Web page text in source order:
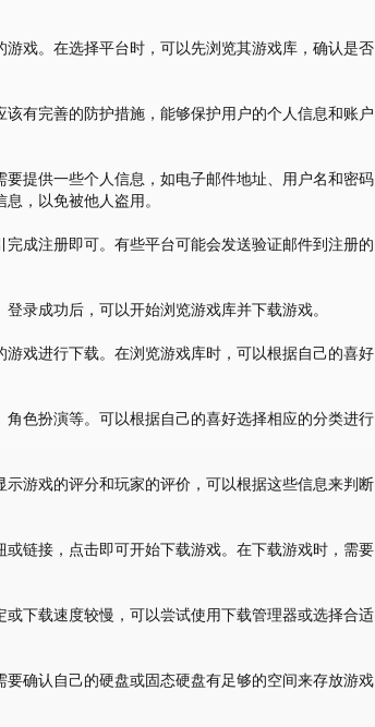
戏。在选择平台时，可以先浏览其游戏库，确认是否
有完善的防护措施，能够保护用户的个人信息和账户
提供一些个人信息，如电子邮件地址、用户名和密码
，以免被他人盗用。
成注册即可。有些平台可能会发送验证邮件到注册的
录成功后，可以开始浏览游戏库并下载游戏。
戏进行下载。在浏览游戏库时，可以根据自己的喜好
色扮演等。可以根据自己的喜好选择相应的分类进行
游戏的评分和玩家的评价，可以根据这些信息来判断
链接，点击即可开始下载游戏。在下载游戏时，需要
下载速度较慢，可以尝试使用下载管理器或选择合适
确认自己的硬盘或固态硬盘有足够的空间来存放游戏